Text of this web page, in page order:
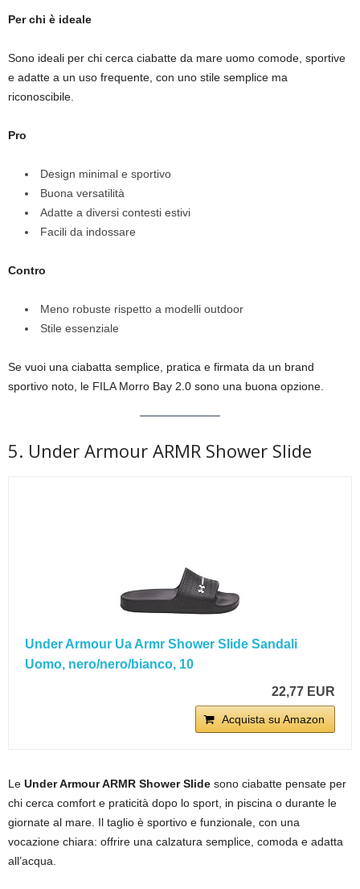
Per chi è ideale
Sono ideali per chi cerca ciabatte da mare uomo comode, sportive
e adatte a un uso frequente, con uno stile semplice ma
riconoscibile.
Pro
Design minimal e sportivo
Buona versatilità
Adatte a diversi contesti estivi
Facili da indossare
Contro
Meno robuste rispetto a modelli outdoor
Stile essenziale
Se vuoi una ciabatta semplice, pratica e firmata da un brand
sportivo noto, le FILA Morro Bay 2.0 sono una buona opzione.
5. Under Armour ARMR Shower Slide
Under Armour Ua Armr Shower Slide Sandali
Uomo, nero/nero/bianco, 10
22,77 EUR
Acquista su Amazon
Le Under Armour ARMR Shower Slide sono ciabatte pensate per
chi cerca comfort e praticità dopo lo sport, in piscina o durante le
giornate al mare. Il taglio è sportivo e funzionale, con una
vocazione chiara: offrire una calzatura semplice, comoda e adatta
all’acqua.